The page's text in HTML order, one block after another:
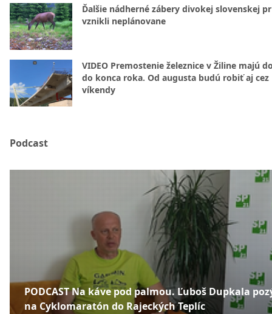
Ďalšie nádherné zábery divokej slovenskej
vznikli neplánovane
VIDEO Premostenie železnice v Žiline majú
do konca roka. Od augusta budú robiť aj cez
víkendy
Podcast
PODCAST Na káve pod palmou. Ľuboš Dupkala
na Cyklomaratón do Rajeckých Teplíc